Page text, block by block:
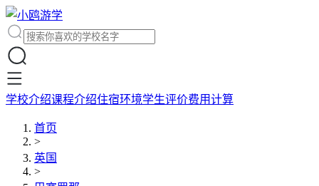
学校介绍课程介绍住宿环境学生评价费用计算
首页
>
英国
>